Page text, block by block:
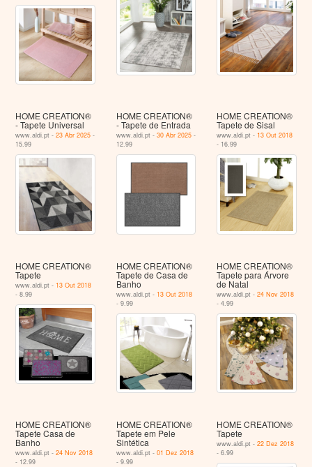
HOME CREATION®
- Tapete Universal
www.aldi.pt -23 Abr 2025 -
15.99
HOME CREATION®
- Tapete de Entrada
www.aldi.pt - 30 Abr 2025-
12.99
HOME CREATION®
Tapete de Sisal
www.aldi.pt - 13 Out 2018
- 16.99
HOME CREATION®
Tapete
www.aldi.pt - 13 Out 2018
- 8.99
HOME CREATION®
Tapete de Casa de
Banho
www.aldi.pt - 13 Out 2018
- 9.99
HOME CREATION®
Tapete para Árvore
de Natal
www.aldi.pt -24 Nov 2018
- 4.99
HOME CREATION®
Tapete Casa de
Banho
www.aldi.pt -24 Nov 2018
- 12.99
HOME CREATION®
Tapete em Pele
Sintética
www.aldi.pt - 01 Dez 2018
- 9.99
HOME CREATION®
Tapete
www.aldi.pt -22 Dez 2018
- 6.99